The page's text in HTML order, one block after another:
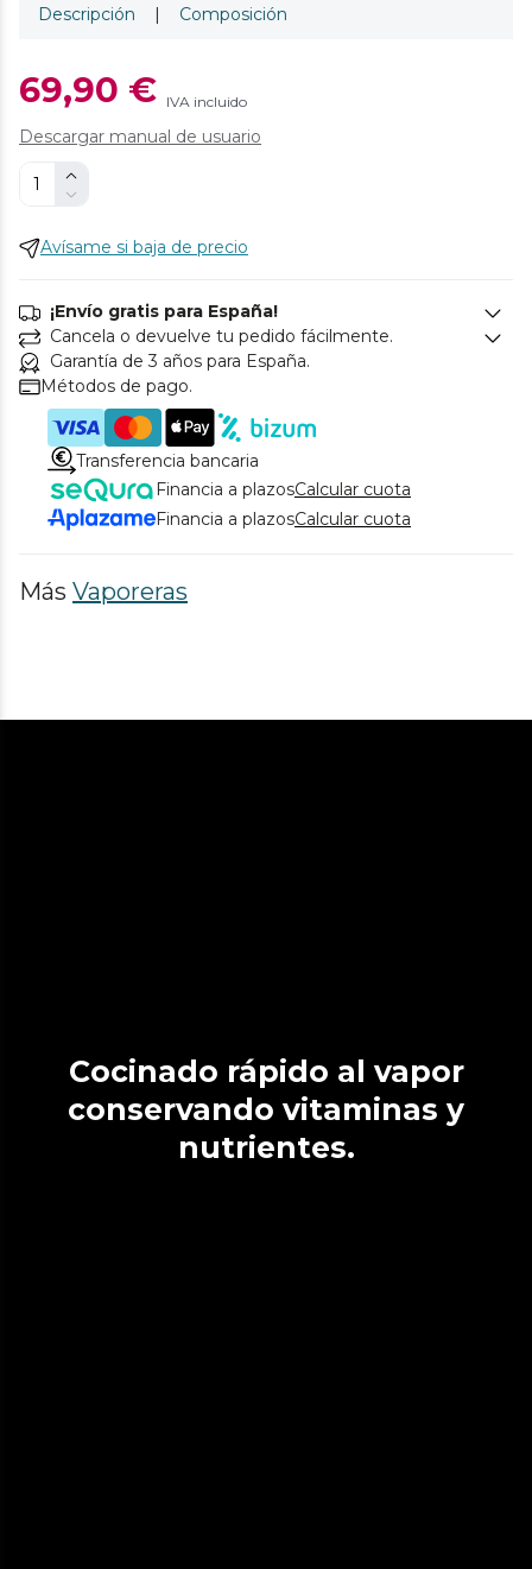
Descripción | Composición
69,90 € IVA incluido
Descargar manual de usuario
Avísame si baja de precio
¡Envío gratis para España!
Cancela o devuelve tu pedido fácilmente.
Garantía de 3 años para España.
Métodos de pago.
Transferencia bancaria
Financia a plazosCalcular cuota
Financia a plazosCalcular cuota
Más Vaporeras
Cocinado rápido al vapor
conservando vitaminas y
nutrientes.